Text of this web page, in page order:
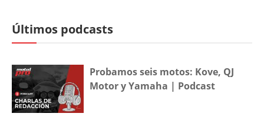
Últimos podcasts
Probamos seis motos: Kove, QJ
Motor y Yamaha | Podcast